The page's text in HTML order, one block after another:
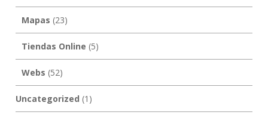
Mapas (23)
Tiendas Online (5)
Webs (52)
Uncategorized (1)